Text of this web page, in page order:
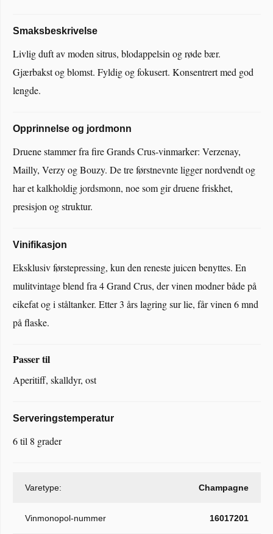
Smaksbeskrivelse
Livlig duft av moden sitrus, blodappelsin og røde bær.
Gjærbakst og blomst. Fyldig og fokusert. Konsentrert med god
lengde.
Opprinnelse og jordmonn
Druene stammer fra fire Grands Crus-vinmarker: Verzenay,
Mailly, Verzy og Bouzy. De tre førstnevnte ligger nordvendt og
har et kalkholdig jordsmonn, noe som gir druene friskhet,
presisjon og struktur.
Vinifikasjon
Eksklusiv førstepressing, kun den reneste juicen benyttes. En
mulitvintage blend fra 4 Grand Crus, der vinen modner både på
eikefat og i ståltanker. Etter 3 års lagring sur lie, får vinen 6 mnd
på flaske.
Passer til
Aperitiff, skalldyr, ost
Serveringstemperatur
6 til 8 grader
Varetype: Champagne
Vinmonopol-nummer 16017201